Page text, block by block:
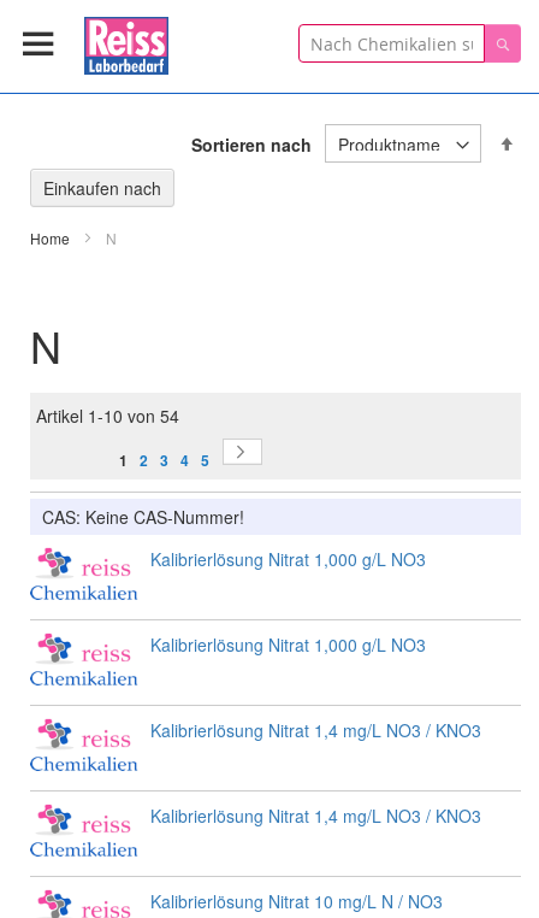
Suche
Home N
N
Artikel 1-10 von 54
Sie lesen gerade Seite
1 Seite
2 Seite
3 Seite
4 Seite
5
Seite
Sortieren nach
CAS: Keine CAS-Nummer!
Kalibrierlösung Nitrat 1,000 g/L NO3
Kalibrierlösung Nitrat 1,000 g/L NO3
Kalibrierlösung Nitrat 1,4 mg/L NO3 / KNO3
Kalibrierlösung Nitrat 1,4 mg/L NO3 / KNO3
Kalibrierlösung Nitrat 10 mg/L N / NO3
Einkaufen nach